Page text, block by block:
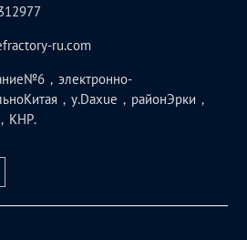
ru.com
，электронно-
，у.Daxue，районЭрки，
КНР.